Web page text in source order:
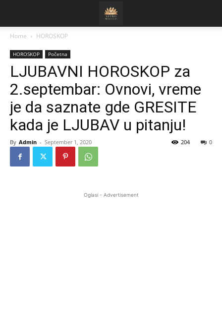
Home HOROSKOP
HOROSKOP Početna
LJUBAVNI HOROSKOP za
2.septembar: Ovnovi, vreme
je da saznate gde GRESITE
kada je LJUBAV u pitanju!
By Admin - September 1, 2020 0
204
Oglasi - Advertisement